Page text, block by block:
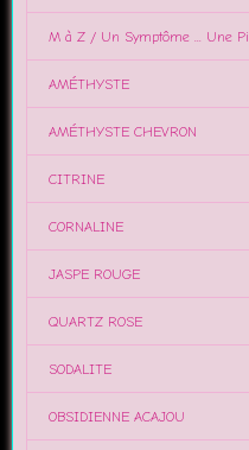
M à Z / Un Symptôme ... Une Pi
AMÉTHYSTE
AMÉTHYSTE CHEVRON
CITRINE
CORNALINE
JASPE ROUGE
QUARTZ ROSE
SODALITE
OBSIDIENNE ACAJOU